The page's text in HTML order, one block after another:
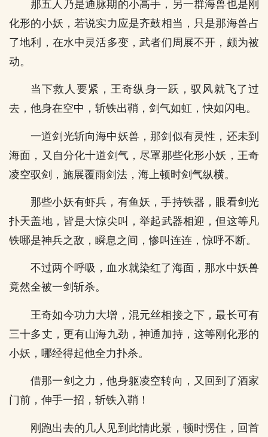
那五人乃是通脉期的小高手，另一群海兽也是刚
化形的小妖，若说实力应是齐鼓相当，只是那海兽占
了地利，在水中灵活多变，武者们周展不开，颇为被
动。
当下救人要紧，王奇纵身一跃，驭风就飞了过
去，他身在空中，斩铁出鞘，剑气如虹，快如闪电。
一道剑光斩向海中妖兽，那剑似有灵性，还未到
海面，又自分化十道剑气，尽罩那些化形小妖，王奇
凌空驭剑，施展覆雨剑法，海上顿时剑气纵横。
那些小妖有虾兵，有鱼妖，手持铁器，眼看剑光
扑天盖地，皆是大惊尖叫，举起武器相迎，但这等凡
铁哪是神兵之敌，瞬息之间，惨叫连连，惊呼不断。
不过两个呼吸，血水就染红了海面，那水中妖兽
竟然全被一剑斩杀。
王奇如今功力大增，混元丝相接之下，最长可有
三十多丈，更有山海九劲，神通加持，这等刚化形的
小妖，哪经得起他全力扑杀。
借那一剑之力，他身躯凌空转向，又回到了酒家
门前，伸手一招，斩铁入鞘！
刚跑出去的几人见到此情此景，顿时愣住，回首